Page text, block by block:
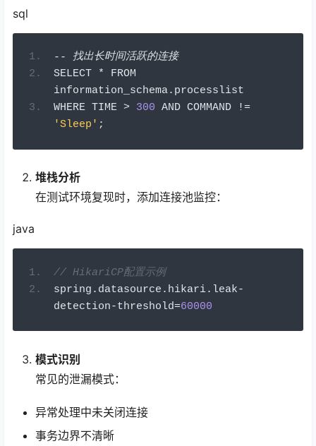
sql
--
找出长时间活跃的连接
SELECT
* FROM
information_schema. processlist
WHERE TIME > 300 AND COMMAND
!=
'Sleep' ;
堆栈分析
在测试环境复现时，添加连接池监控：
java
// HikariCP配置示例
spring . datasource . hikari. leak-
detection-threshold=60000
模式识别
常见的泄漏模式：
异常处理中未关闭连接
事务边界不清晰